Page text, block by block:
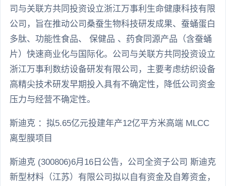
司与关联方共同投资设立浙江万事利生命健康科技有限
公司，旨在推动公司桑蚕生物科技研发成果、蚕蛹蛋白
多肽、功能性食品、 保健品 、药食同源产品（含蚕蛹
片）快速商业化与国际化。公司与关联方共同投资设立
浙江万事利数纺设备研发有限公司，主要考虑纺织设备
高精尖技术研发早期投入具有不确定性，降低公司资金
压力与经营不确定性。
斯迪克 ：拟5.65亿元投建年产12亿平方米高端 MLCC
离型膜项目
斯迪克 (300806)6月16日公告，公司全资子公司 斯迪克
新型材料（江苏）有限公司拟以自有资金及自筹资金，